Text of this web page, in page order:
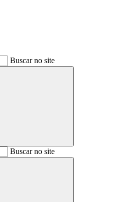
Buscar no site
Buscar no site